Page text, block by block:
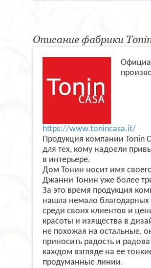
Описание фабрики
https://www.tonincasa.it/
Продукция компании Tonin
для тех, кому надоели
в интерьере.
Дом Тонин носит имя
Джанни Тонин уже более
За это время продукция
нашла немало благодарных
среди своих клиентов и
красоты и изящества в
не похожая на остальные,
приносить радость и
каждом взгляде на ее
продуманные линии.